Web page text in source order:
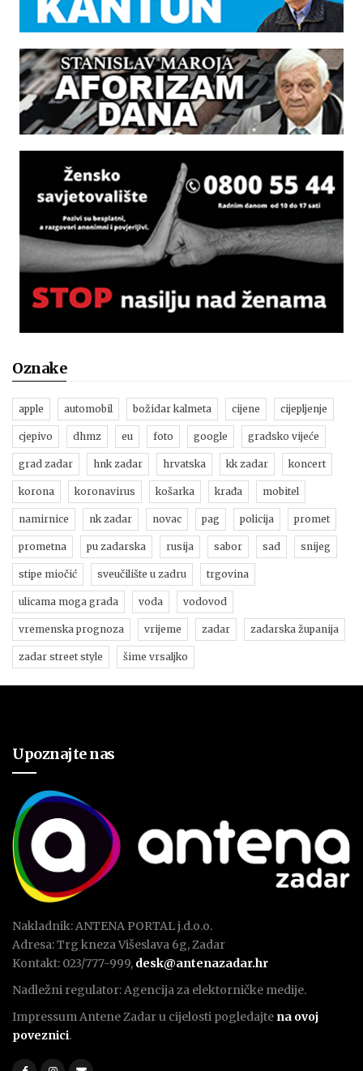
Oznake
apple automobil božidar kalmeta cijene cijepljenje
cjepivo dhmz eu foto google gradsko vijeće
grad zadar hnk zadar hrvatska kk zadar koncert
korona koronavirus košarka krađa mobitel
namirnice nk zadar novac pag policija promet
prometna pu zadarska rusija sabor sad snijeg
stipe miočić sveučilište u zadru trgovina
ulicama moga grada voda vodovod
vremenska prognoza vrijeme zadar zadarska županija
zadar street style šime vrsaljko
Upoznajte nas
Nakladnik: ANTENA PORTAL j.d.o.o.
Adresa: Trg kneza Višeslava 6g, Zadar
Kontakt: 023/777-999, desk@antenazadar.hr
Nadležni regulator: Agencija za elektorničke medije.
Impressum Antene Zadar u cijelosti pogledajte na ovoj
poveznici.